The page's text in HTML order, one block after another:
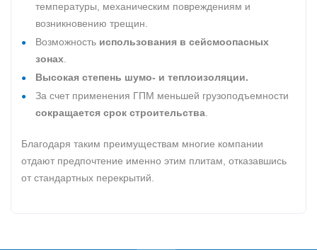
температуры, механическим повреждениям и
возникновению трещин.
Возможность использования в сейсмоопасных
зонах
Высокая степень шумо- и теплоизоляции.
За счет применения ГПМ меньшей грузоподъемности
сокращается срок строительства
Благодаря таким преимуществам многие компании
отдают предпочтение именно этим плитам, отказавшись
от стандартных перекрытий.